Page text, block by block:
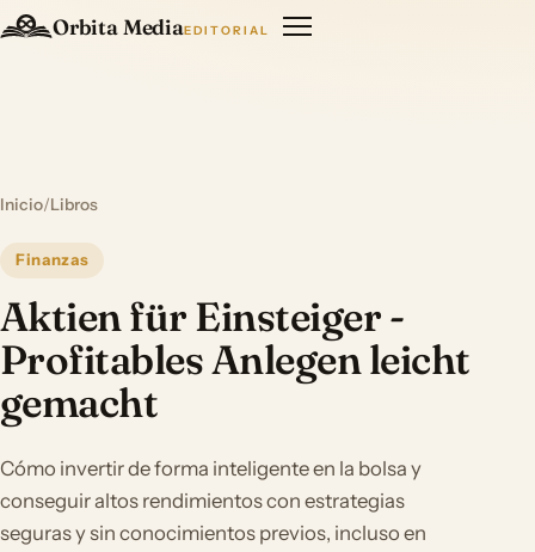
Orbita MediaEDITORIAL
Inicio/Libros
Finanzas
Aktien für Einsteiger -
Profitables Anlegen leicht
gemacht
Cómo invertir de forma inteligente en la bolsa y
conseguir altos rendimientos con estrategias
seguras y sin conocimientos previos, incluso en